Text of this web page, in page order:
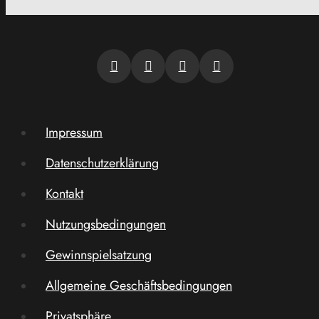
Impressum
Datenschutzerklärung
Kontakt
Nutzungsbedingungen
Gewinnspielsatzung
Allgemeine Geschäftsbedingungen